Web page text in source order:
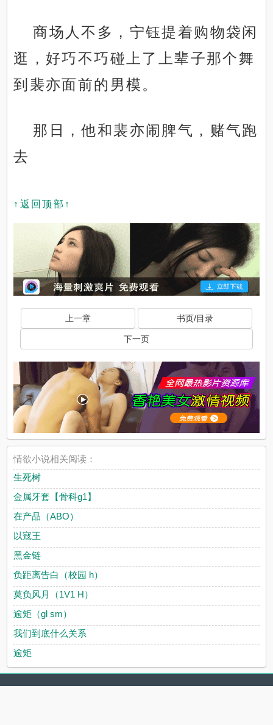
商场人不多，宁钰提着购物袋闲
逛，好巧不巧碰上了上辈子那个舞
到裴亦面前的男模。
那日，他和裴亦闹脾气，赌气跑
去
↑返回顶部↑
上一章 书页/目录
下一页
情欲小说相关阅读：
生死树
金属牙套【骨科g1】
在产品（ABO）
以寇王
黑金链
负距离告白（校园 h）
莫负风月（1V1 H）
逾矩（gl sm）
我们到底什么关系
逾矩